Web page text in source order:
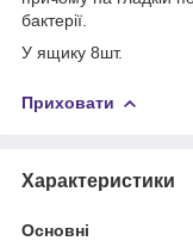
бактерії.
У ящику 8шт.
Приховати
Характеристики
Основні